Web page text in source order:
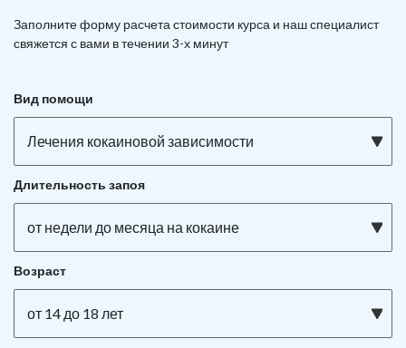
Заполните форму расчета стоимости курса и наш специалист
свяжется с вами в течении 3-х минут
Вид помощи
Лечения кокаиновой зависимости
Длительность запоя
от недели до месяца на кокаине
Возраст
от 14 до 18 лет